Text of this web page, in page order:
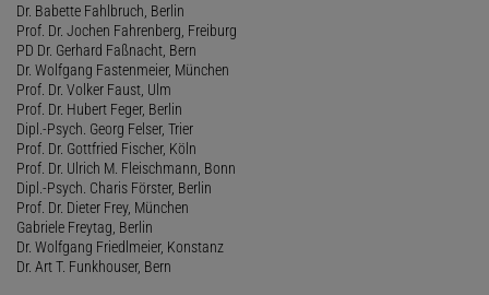
Dr. Babette Fahlbruch, Berlin
Prof. Dr. Jochen Fahrenberg, Freiburg
PD Dr. Gerhard Faßnacht, Bern
Dr. Wolfgang Fastenmeier, München
Prof. Dr. Volker Faust, Ulm
Prof. Dr. Hubert Feger, Berlin
Dipl.-Psych. Georg Felser, Trier
Prof. Dr. Gottfried Fischer, Köln
Prof. Dr. Ulrich M. Fleischmann, Bonn
Dipl.-Psych. Charis Förster, Berlin
Prof. Dr. Dieter Frey, München
Gabriele Freytag, Berlin
Dr. Wolfgang Friedlmeier, Konstanz
Dr. Art T. Funkhouser, Bern